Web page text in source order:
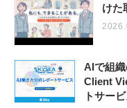
けた
AIで組
Client
トサー